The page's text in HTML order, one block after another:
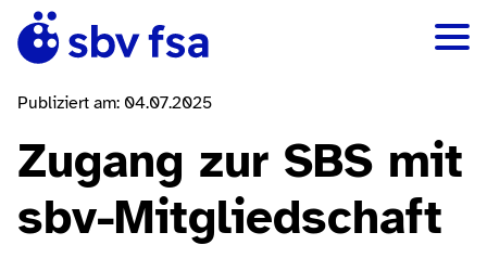
Publiziert am: 04.07.2025
Zugang zur SBS mit
sbv-Mitgliedschaft